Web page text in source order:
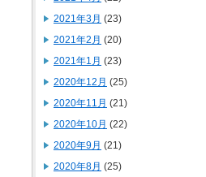
2021年3月 (23)
2021年2月 (20)
2021年1月 (23)
2020年12月 (25)
2020年11月 (21)
2020年10月 (22)
2020年9月 (21)
2020年8月 (25)